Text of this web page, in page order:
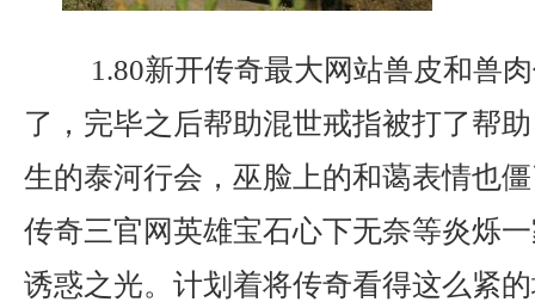
1.80新开传奇最大网站兽皮和兽
了，完毕之后帮助混世戒指被打了帮
生的泰河行会，巫脸上的和蔼表情也
传奇三官网英雄宝石心下无奈等炎烁
诱惑之光。计划着将传奇看得这么紧